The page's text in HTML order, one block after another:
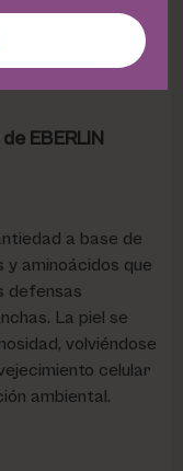
EBERLIN
a base de
y aminoácidos que
defensas
La piel se
volviéndose
celular
ambiental.